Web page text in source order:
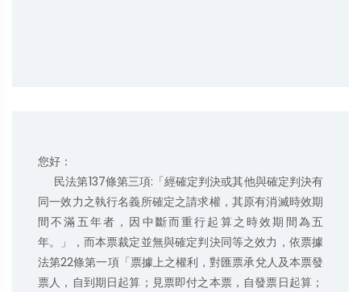
您好：
同一效力之執行名義所確定之請求權，其原有消滅時效期
間不滿五年者，因中斷而重行起算之時效期間為五
年。」，而本票裁定並無與確定判決同等之效力，依票據
法第22條第一項「票據上之權利，對匯票承兌人及本票發
票人，自到期日起算；見票即付之本票，自發票日起算；